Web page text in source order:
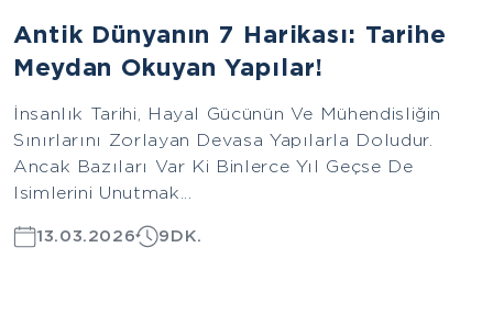
Antik Dünyanın 7 Harikası: Tarihe
Meydan Okuyan Yapılar!
İnsanlık Tarihi, Hayal Gücünün Ve Mühendisliğin
Sınırlarını Zorlayan Devasa Yapılarla Doludur.
Ancak Bazıları Var Ki Binlerce Yıl Geçse De
Isimlerini Unutmak...
13.03.2026 9DK.